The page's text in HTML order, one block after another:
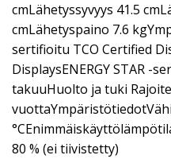
cmLähetyssyvyys 41.5
cmLähetyspaino 7.6
sertifioitu TCO Certified
DisplaysENERGY STAR -
takuuHuolto ja tuki
80 % (ei tiivistetty)